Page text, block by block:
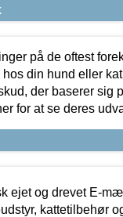
på de oftest
din hund eller
der baserer sig
for at se deres
ejet og drevet E-
kattetilbehør